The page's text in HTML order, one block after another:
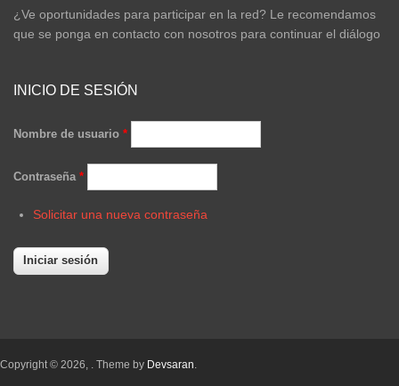
¿Ve oportunidades para participar en la red? Le recomendamos
que se ponga en contacto con nosotros para continuar el diálogo
INICIO DE SESIÓN
Nombre de usuario *
Contraseña *
Solicitar una nueva contraseña
Copyright © 2026, . Theme by Devsaran